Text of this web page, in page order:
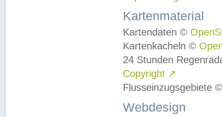
Kartenmaterial
Kartendaten ©
Kartenkacheln ©
24 Stunden
Copyright ↗
Flusseinzugsgebiete
Webdesign